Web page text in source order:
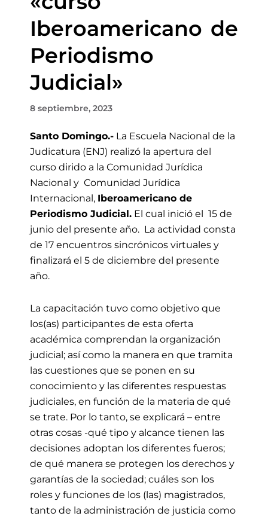
Iberoamericano de
Periodismo
Judicial»
8 septiembre, 2023
Santo Domingo.- La Escuela Nacional de la
Judicatura (ENJ) realizó la apertura del
curso dirido a la Comunidad Jurídica
Nacional y Comunidad Jurídica
Internacional, Iberoamericano de
Periodismo Judicial. E l cual inició el 15 de
junio del presente año. La actividad consta
de 17 encuentros sincrónicos virtuales y
finalizará el 5 de diciembre del presente
año.
La capacitación tuvo como objetivo que
los(as) participantes de esta oferta
académica comprendan la organización
judicial; así como la manera en que tramita
las cuestiones que se ponen en su
conocimiento y las diferentes respuestas
judiciales, en función de la materia de qué
se trate. Por lo tanto, se explicará – entre
otras cosas -qué tipo y alcance tienen las
decisiones adoptan los diferentes fueros;
de qué manera se protegen los derechos y
garantías de la sociedad; cuáles son los
roles y funciones de los (las) magistrados,
tanto de la administración de justicia como